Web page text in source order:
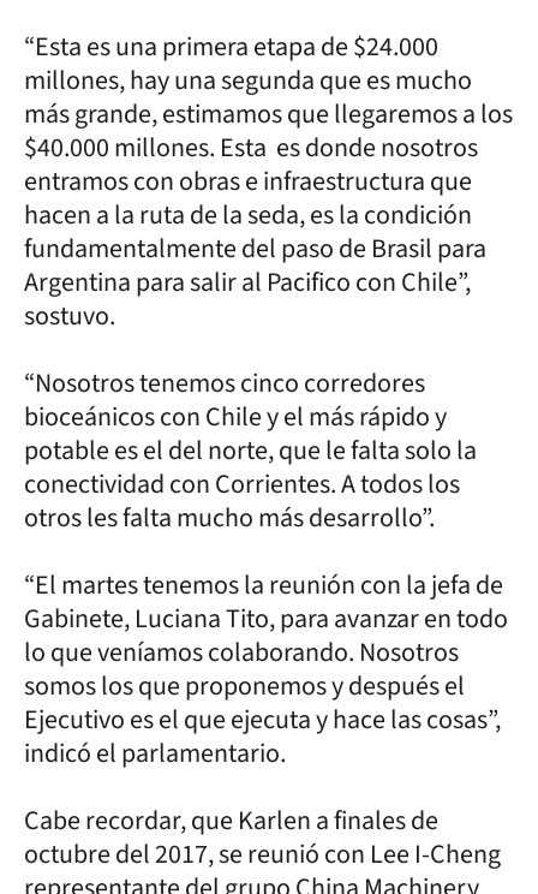
“Esta es una primera etapa de $24.000
millones, hay una segunda que es mucho
más grande, estimamos que llegaremos a los
$40.000 millones. Esta es donde nosotros
entramos con obras e infraestructura que
hacen a la ruta de la seda, es la condición
fundamentalmente del paso de Brasil para
Argentina para salir al Pacifico con Chile”,
sostuvo.
“Nosotros tenemos cinco corredores
bioceánicos con Chile y el más rápido y
potable es el del norte, que le falta solo la
conectividad con Corrientes. A todos los
otros les falta mucho más desarrollo”.
“El martes tenemos la reunión con la jefa de
Gabinete, Luciana Tito, para avanzar en todo
lo que veníamos colaborando. Nosotros
somos los que proponemos y después el
Ejecutivo es el que ejecuta y hace las cosas”,
indicó el parlamentario.
Cabe recordar, que Karlen a finales de
octubre del 2017, se reunió con Lee I-Cheng